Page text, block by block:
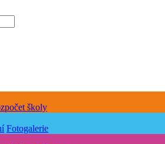
školy
Fotogalerie